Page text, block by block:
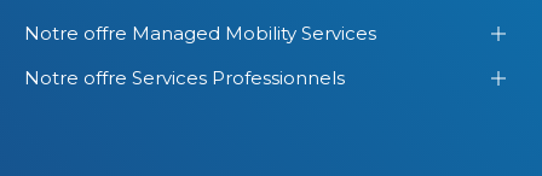
Notre offre Managed Mobility Services
Notre offre Services Professionnels